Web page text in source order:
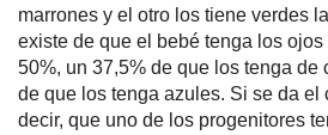
marrones y el otro los tiene verdes
existe de que el bebé tenga los ojos
50%, un 37,5% de que los tenga de
de que los tenga azules. Si se da el
decir, que uno de los progenitores